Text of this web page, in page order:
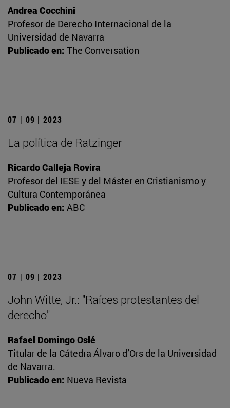
Andrea Cocchini
Profesor de Derecho Internacional de la
Universidad de Navarra
Publicado en: The Conversation
07 | 09 | 2023
La política de Ratzinger
Ricardo Calleja Rovira
Profesor del IESE y del Máster en Cristianismo y
Cultura Contemporánea
Publicado en: ABC
07 | 09 | 2023
John Witte, Jr.: "Raíces protestantes del
derecho"
Rafael Domingo Oslé
Titular de la Cátedra Álvaro d’Ors de la Universidad
de Navarra.
Publicado en: Nueva Revista